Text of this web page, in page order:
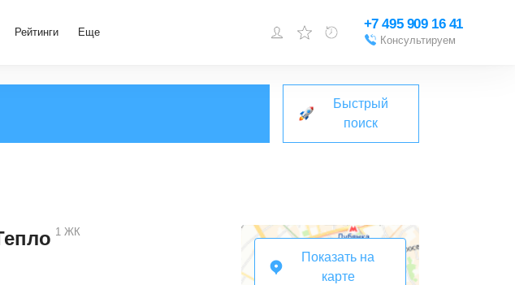
Рейтинги Еще
зарегистрироваться
Добавить объект
+7 495 909 16 41
Консультируем
Быстрый
поиск
1 ЖК
Показать на
карте